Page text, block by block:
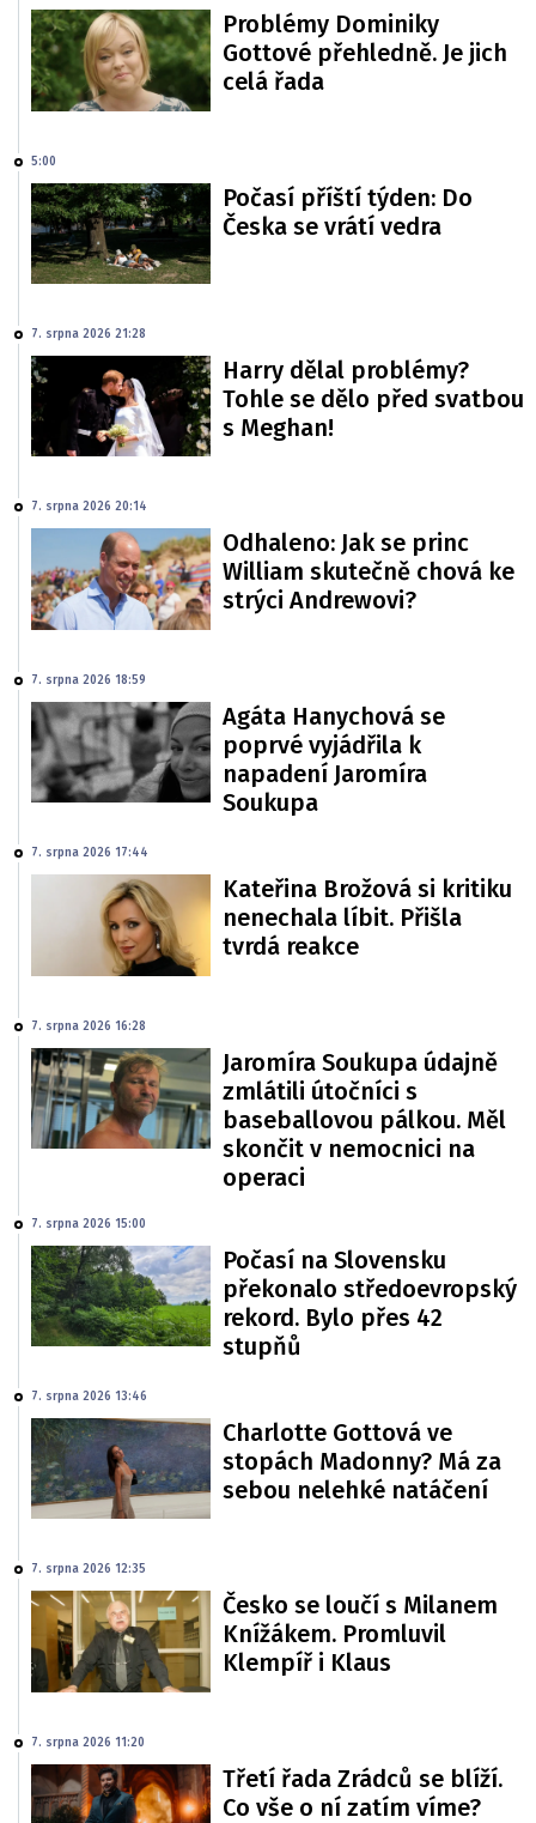
Problémy Dominiky
Gottové přehledně. Je jich
celá řada
5:00
Počasí příští týden: Do
Česka se vrátí vedra
7. srpna 2026 21:28
Harry dělal problémy?
Tohle se dělo před svatbou
s Meghan!
7. srpna 2026 20:14
Odhaleno: Jak se princ
William skutečně chová ke
strýci Andrewovi?
7. srpna 2026 18:59
Agáta Hanychová se
poprvé vyjádřila k
napadení Jaromíra
Soukupa
7. srpna 2026 17:44
Kateřina Brožová si kritiku
nenechala líbit. Přišla
tvrdá reakce
7. srpna 2026 16:28
Jaromíra Soukupa údajně
zmlátili útočníci s
baseballovou pálkou. Měl
skončit v nemocnici na
operaci
7. srpna 2026 15:00
Počasí na Slovensku
překonalo středoevropský
rekord. Bylo přes 42
stupňů
7. srpna 2026 13:46
Charlotte Gottová ve
stopách Madonny? Má za
sebou nelehké natáčení
7. srpna 2026 12:35
Česko se loučí s Milanem
Knížákem. Promluvil
Klempíř i Klaus
7. srpna 2026 11:20
Třetí řada Zrádců se blíží.
Co vše o ní zatím víme?